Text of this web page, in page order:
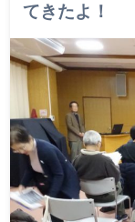
てきたよ！